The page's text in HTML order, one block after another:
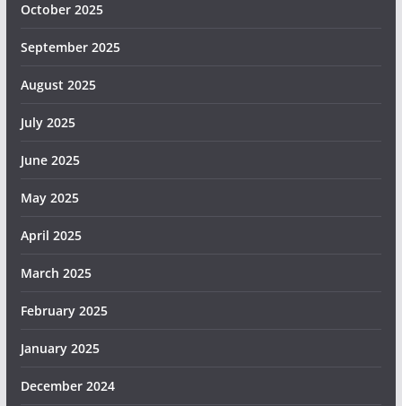
October 2025
September 2025
August 2025
July 2025
June 2025
May 2025
April 2025
March 2025
February 2025
January 2025
December 2024